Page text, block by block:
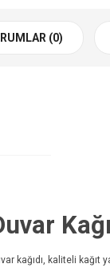
(0)
kağıdı, kaliteli kağıt